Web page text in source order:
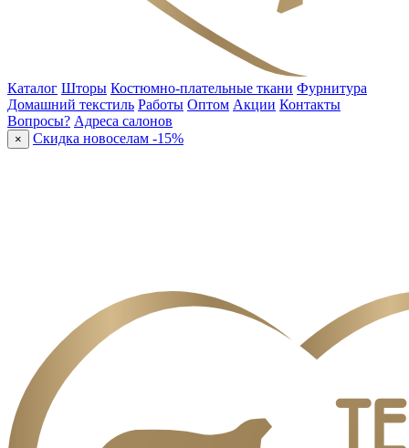
Каталог Шторы Костюмно-плательные ткани Фурнитура
Домашний текстиль Работы Оптом Акции Контакты
Вопросы? Адреса салонов
× Скидка новоселам -15%